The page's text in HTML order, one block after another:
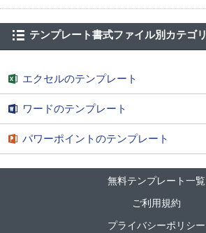
テンプレート書式ファイル別カテゴリ
エクセルのテンプレート
ワードのテンプレート
パワーポイントのテンプレート
無料テンプレート一覧
ご利用規約
プライバシーポリシー